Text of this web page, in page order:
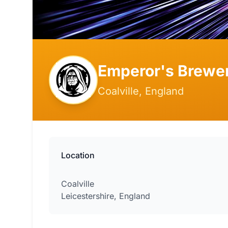
Emperor's
Coalville, England
Location
Coalville
Leicestershire, England